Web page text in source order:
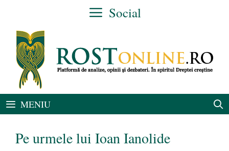
conținut
Social
MENIU
Pe urmele lui Ioan Ianolide